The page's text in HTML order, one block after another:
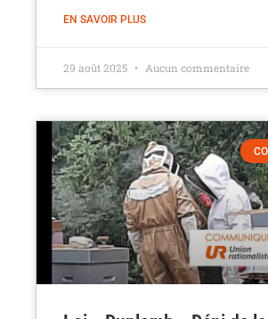
EN SAVOIR PLUS
29 août 2025 Aucun commentaire